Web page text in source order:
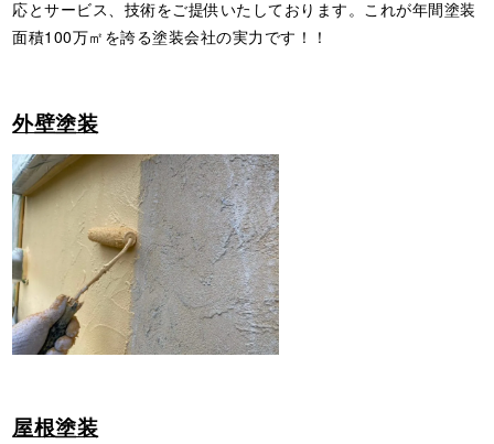
応とサービス、技術をご提供いたしております。これが年間塗装
面積100万㎡を誇る塗装会社の実力です！！
外壁塗装
屋根塗装